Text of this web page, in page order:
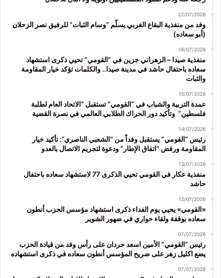
22/07/2026
وفد من منفذية البقاع الغربي يسلّم “وسام الثبات” للرفيق نصر الزحلان
(أبو سعاده)
18/07/2026
منفذية صيدا – الزهراني جزين في “القومي” تحيي ذكرى استشهاد
سعاده باحتفال حاشد في مدينة صيدا.. والكلمات تؤكد خيار المقاومة
والثبات
15/07/2026
عمدة التربية والشباب في “القومي” تستقبل “الاتحاد العام لطلبة
فلسطين” وتأكيد دور الحراك الطلابي العالمي في نصرة القضية
14/07/2026
رئيس “القومي” يستقبل وفداً من “الشعبي الناصري”: تأكيد خيار
المقاومة ورفض “اتفاق الإطار” ودعوة لتجريم الاتصال بالعدو
13/07/2026
منفذية عكار في القومي تحيي الذكرى 77 لاستشهاد سعاده باحتفال
حاشد
12/07/2026
«القومي» يحيي يوم الفداء ذكرى استشهاد مؤسس الحزب أنطون
سعاده بوقفة ولقاء حواري في ضهور الشوير
07/07/2026
رئيس “القومي” الأمين اسعد حردان على رأس وفد من قيادة الحزب
يضع اكليل زهر على ضريح المؤسس أنطون سعاده في ذكرى استشهاده
07/07/2026